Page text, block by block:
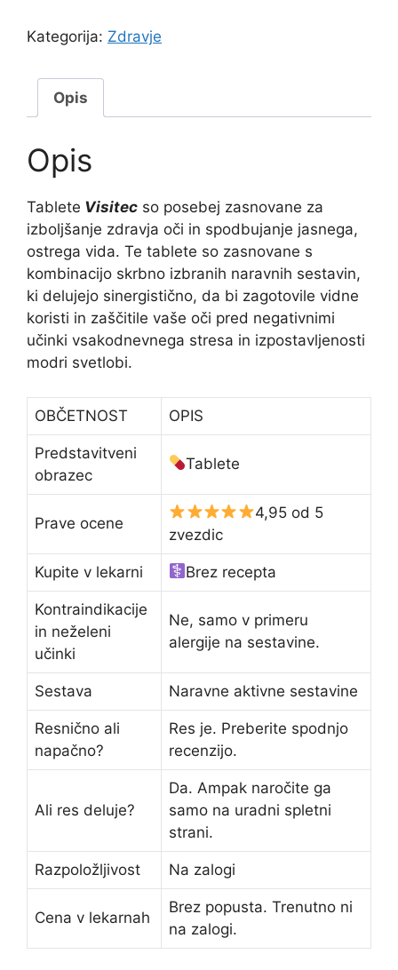
Kategorija: Zdravje
Opis
Opis
Tablete Visitec so posebej zasnovane za
izboljšanje zdravja oči in spodbujanje jasnega,
ostrega vida. Te tablete so zasnovane s
kombinacijo skrbno izbranih naravnih sestavin,
ki delujejo sinergistično, da bi zagotovile vidne
koristi in zaščitile vaše oči pred negativnimi
učinki vsakodnevnega stresa in izpostavljenosti
modri svetlobi.
OBČETNOST OPIS
Predstavitveni
obrazec
Tablete
Prave ocene
4,95 od 5
zvezdic
Kupite v lekarni Brez recepta
Kontraindikacije
in neželeni
učinki
Ne, samo v primeru
alergije na sestavine.
Sestava Naravne aktivne sestavine
Resnično ali
napačno?
Res je. Preberite spodnjo
recenzijo.
Ali res deluje?
Da. Ampak naročite ga
samo na uradni spletni
strani.
Razpoložljivost Na zalogi
Cena v lekarnah
Brez popusta. Trenutno ni
na zalogi.